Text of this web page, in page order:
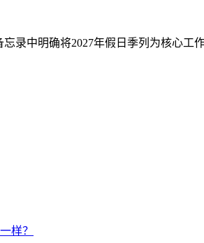
录中明确将2027年假日季列为核心工
样？